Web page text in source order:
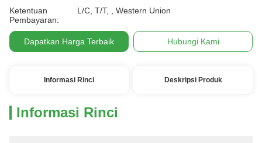
Ketentuan
Pembayaran:
L/C, T/T, , Western Union
Dapatkan Harga Terbaik Hubungi Kami
Informasi Rinci Deskripsi Produk
Informasi Rinci